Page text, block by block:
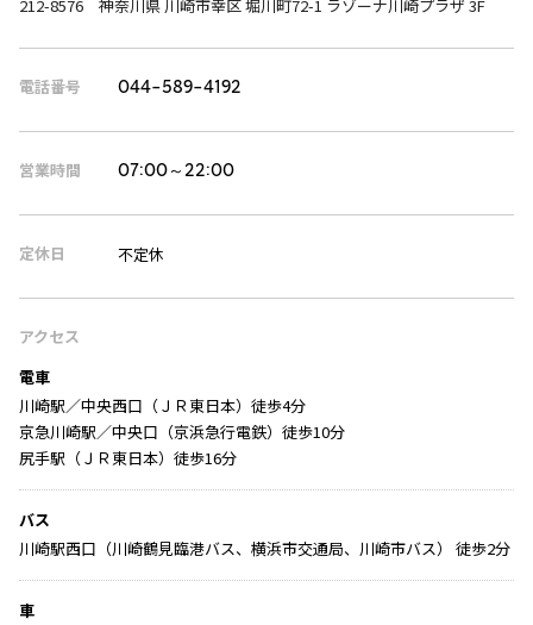
212-8576 神奈川県 川崎市幸区 堀川町72-1 ラゾーナ川崎プラザ 3F
電話番号 044-589-4192
営業時間 07:00～22:00
定休日 不定休
アクセス
電車
川崎駅／中央西口（ＪＲ東日本）徒歩4分
京急川崎駅／中央口（京浜急行電鉄）徒歩10分
尻手駅（ＪＲ東日本）徒歩16分
バス
川崎駅西口（川崎鶴見臨港バス、横浜市交通局、川崎市バス） 徒歩2分
車